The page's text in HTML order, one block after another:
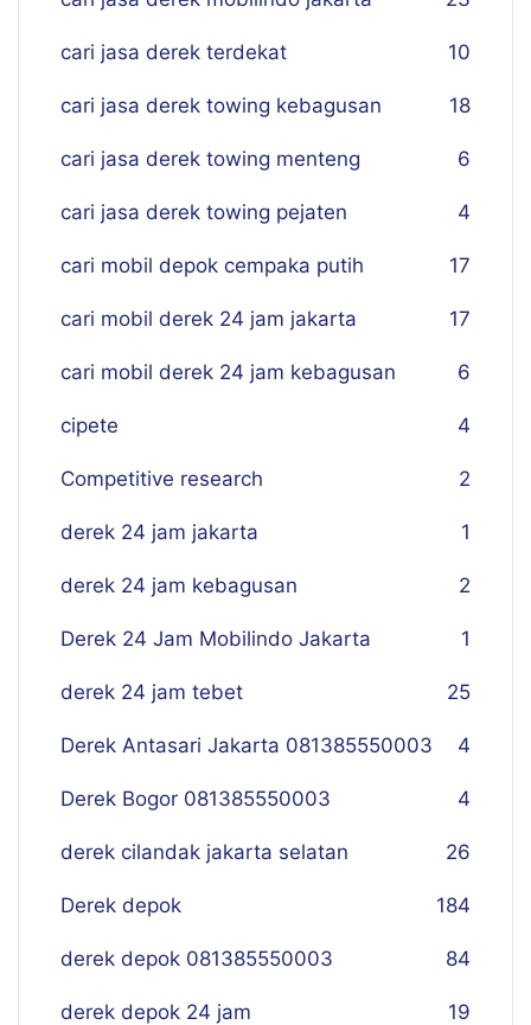
cari jasa derek terdekat 10
cari jasa derek towing kebagusan 18
cari jasa derek towing menteng 6
cari jasa derek towing pejaten 4
cari mobil depok cempaka putih 17
cari mobil derek 24 jam jakarta 17
cari mobil derek 24 jam kebagusan 6
cipete 4
Competitive research 2
derek 24 jam jakarta 1
derek 24 jam kebagusan 2
Derek 24 Jam Mobilindo Jakarta 1
derek 24 jam tebet 25
Derek Antasari Jakarta 081385550003 4
Derek Bogor 081385550003 4
derek cilandak jakarta selatan 26
Derek depok 184
derek depok 081385550003 84
derek depok 24 jam 19